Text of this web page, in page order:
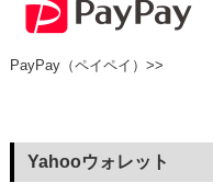
PayPay（ペイペイ）>>
Yahooウォレット